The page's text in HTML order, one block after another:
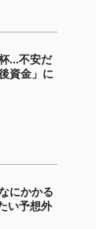
…不安だ
資金」に
にかかる
い予想外